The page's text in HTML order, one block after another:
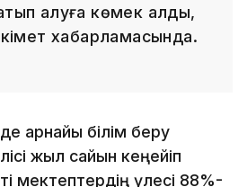
алуға көмек алды,
хабарламасында.
арнайы білім беру
жыл сайын кеңейіп
мектептердің үлесі 88%-